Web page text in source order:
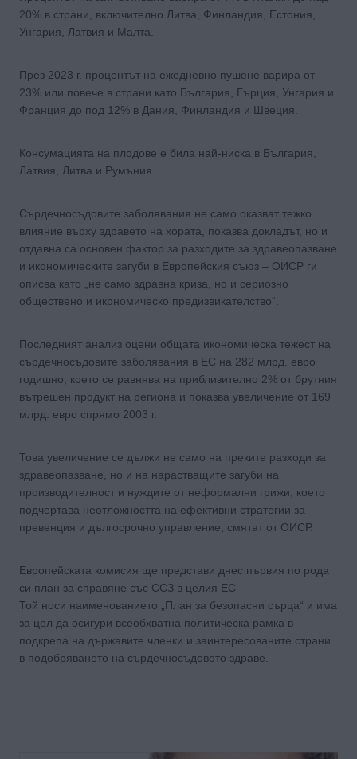
20% в страни, включително Литва, Финландия, Естония,
Унгария, Латвия и Малта.
През 2023 г. процентът на ежедневно пушене варира от
23% или повече в страни като България, Гърция, Унгария и
Франция до под 12% в Дания, Финландия и Швеция.
Консумацията на плодове е била най-ниска в България,
Латвия, Литва и Румъния.
Сърдечносъдовите заболявания не само оказват тежко
влияние върху здравето на хората, показва докладът, но и
отдавна са основен фактор за разходите за здравеопазване
и икономическите загуби в Европейския съюз – ОИСР ги
описва като „не само здравна криза, но и сериозно
обществено и икономическо предизвикателство“.
Последният анализ оцени общата икономическа тежест на
сърдечносъдовите заболявания в ЕС на 282 млрд. евро
годишно, което се равнява на приблизително 2% от брутния
вътрешен продукт на региона и показва увеличение от 169
млрд. евро спрямо 2003 г.
Това увеличение се дължи не само на преките разходи за
здравеопазване, но и на нарастващите загуби на
производителност и нуждите от неформални грижи, което
подчертава неотложността на ефективни стратегии за
превенция и дългосрочно управление, смятат от ОИСР.
Европейската комисия ще представи днес първия по рода
си план за справяне със ССЗ в целия ЕС
Той носи наименованието „План за безопасни сърца“ и има
за цел да осигури всеобхватна политическа рамка в
подкрепа на държавите членки и заинтересованите страни
в подобряването на сърдечносъдовото здраве.